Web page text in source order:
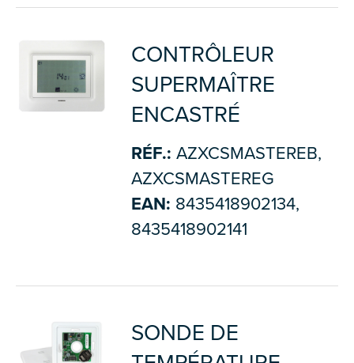
CONTRÔLEUR
SUPERMAÎTRE
ENCASTRÉ
RÉF.: AZXCSMASTEREB,
AZXCSMASTEREG
EAN: 8435418902134,
8435418902141
SONDE DE